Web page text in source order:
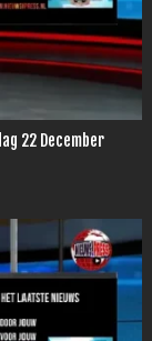
22 December